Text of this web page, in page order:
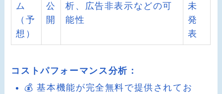
ム
（予
想）
公
開
析、広告非表示などの可
能性
未
発
表
コストパフォーマンス分析：
💰 基本機能が完全無料で提供されてお